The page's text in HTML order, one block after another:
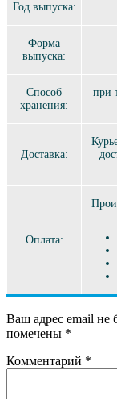
Год выпуска:
Форма
выпуска:
Способ
хранения:
при
Доставка:
Оплата:
Ваш адрес email не
помечены *
Комментарий *